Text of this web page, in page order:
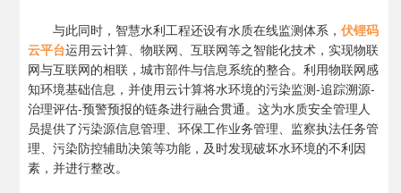
与此同时，智慧水利工程还设有水质在线监测体系， 伏锂码
云平台运用云计算、物联网、互联网等之智能化技术，实现物联
网与互联网的相联，城市部件与信息系统的整合。利用物联网感
知环境基础信息，并使用云计算将水环境的污染监测-追踪溯源-
治理评估-预警预报的链条进行融合贯通。这为水质安全管理人
员提供了污染源信息管理、环保工作业务管理、监察执法任务管
理、污染防控辅助决策等功能，及时发现破坏水环境的不利因
素，并进行整改。